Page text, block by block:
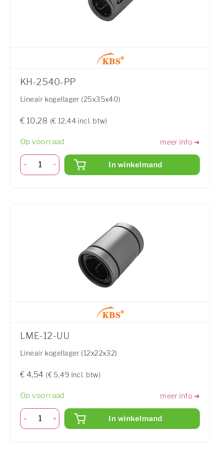
KH-2540-PP
Lineair kogellager (25x35x40)
€ 10,28 (€ 12,44 incl. btw)
Op voorraad meer info ➜
In winkelmand
LME-12-UU
Lineair kogellager (12x22x32)
€ 4,54 (€ 5,49 incl. btw)
Op voorraad meer info ➜
In winkelmand